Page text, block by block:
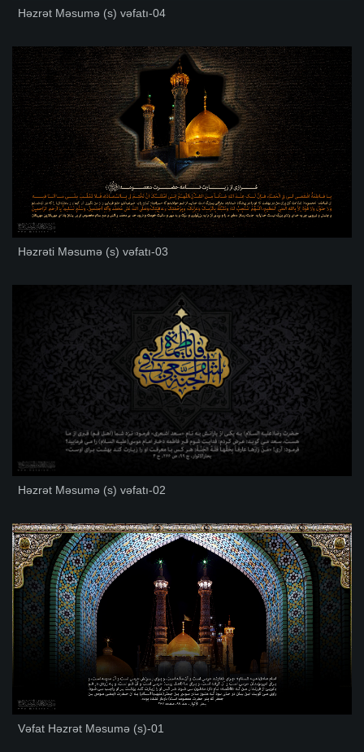
Həzrət Məsumə (s) vəfatı-04
Həzrəti Məsumə (s) vəfatı-03
Həzrət Məsumə (s) vəfatı-02
Vəfat Həzrət Məsumə (s)-01